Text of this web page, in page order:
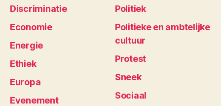
Discriminatie
Economie
Energie
Ethiek
Europa
Evenement
Politiek
Politieke en ambtelijke
cultuur
Protest
Sneek
Sociaal